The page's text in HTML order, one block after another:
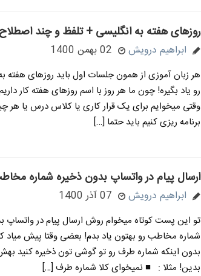
روزهای هفته به انگلیسی + تلفظ و چند
ابراهیم درویش 02 بهمن 1400
هر زبان آموزی از همون جلسات اول باید روزهای هفته
رو یاد بگیره! چون ما هر روز با اسم روزهای هفته کار
وقتی میخوایم برای یک قرار کاری یا کلاس درس یا هر
برنامه ریزی کنیم باید حتما […]
ارسال پیام در واتساپ بدون ذخیره شماره
ابراهیم درویش 07 آذر 1400
تو این پست کوتاه میخوام روش ارسال پیام در واتساپ
شماره مخاطب رو بهتون یاد بدم! بعضی وقتا پیش میاد
بدون اینکه شماره طرف رو تو گوشی تون ذخیره کنید
بدین! مثلا : ■ نمیخوای کلا شماره طرف […]